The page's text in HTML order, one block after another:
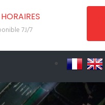
HORAIRES
7J/7